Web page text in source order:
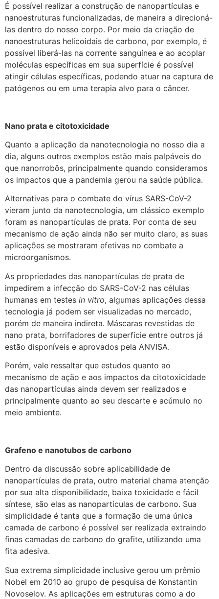
É possível realizar a construção de nanopartículas e
nanoestruturas funcionalizadas, de maneira a direcioná-
las dentro do nosso corpo. Por meio da criação de
nanoestruturas helicoidais de carbono, por exemplo, é
possível liberá-las na corrente sanguínea e ao acoplar
moléculas específicas em sua superfície é possível
atingir células específicas, podendo atuar na captura de
patógenos ou em uma terapia alvo para o câncer.
Nano prata e citotoxicidade
Quanto a aplicação da nanotecnologia no nosso dia a
dia, alguns outros exemplos estão mais palpáveis do
que nanorrobôs, principalmente quando consideramos
os impactos que a pandemia gerou na saúde pública.
Alternativas para o combate do vírus SARS-CoV-2
vieram junto da nanotecnologia, um clássico exemplo
foram as nanopartículas de prata. Por conta de seu
mecanismo de ação ainda não ser muito claro, as suas
aplicações se mostraram efetivas no combate a
microorganismos.
As propriedades das nanopartículas de prata de
impedirem a infecção do SARS-CoV-2 nas células
humanas em testes in vitro, algumas aplicações dessa
tecnologia já podem ser visualizadas no mercado,
porém de maneira indireta. Máscaras revestidas de
nano prata, borrifadores de superfície entre outros já
estão disponíveis e aprovados pela ANVISA.
Porém, vale ressaltar que estudos quanto ao
mecanismo de ação e aos impactos da citotoxicidade
das nanopartículas ainda devem ser realizados e
principalmente quanto ao seu descarte e acúmulo no
meio ambiente.
Grafeno e nanotubos de carbono
Dentro da discussão sobre aplicabilidade de
nanopartículas de prata, outro material chama atenção
por sua alta disponibilidade, baixa toxicidade e fácil
síntese, são elas as nanopartículas de carbono. Sua
simplicidade é tanta que a formação de uma única
camada de carbono é possível ser realizada extraindo
finas camadas de carbono do grafite, utilizando uma
fita adesiva.
Sua extrema simplicidade inclusive gerou um prêmio
Nobel em 2010 ao grupo de pesquisa de Konstantin
Novoselov. As aplicações em estruturas como a do